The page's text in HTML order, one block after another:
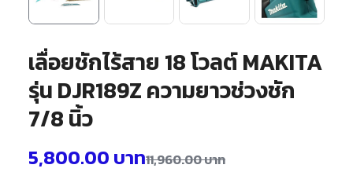
เลื่อยชักไร้สาย 18 โวลต์ MAKITA
รุ่น DJR189Z ความยาวช่วงชัก
7/8 นิ้ว
11,960.00บาท
5,800.00 บาท